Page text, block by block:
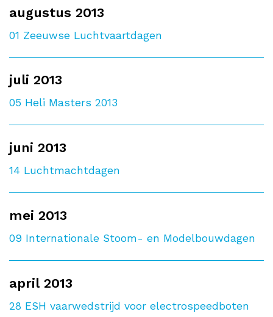
augustus 2013
01 Zeeuwse Luchtvaartdagen
juli 2013
05 Heli Masters 2013
juni 2013
14 Luchtmachtdagen
mei 2013
09 Internationale Stoom- en Modelbouwdagen
april 2013
28 ESH vaarwedstrijd voor electrospeedboten